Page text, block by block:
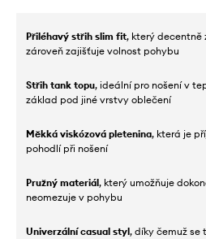
Přiléhavý střih slim fit, který decentně
zároveň zajišťuje volnost pohybu
Střih tank topu, ideální pro nošení v
základ pod jiné vrstvy oblečení
Měkká viskózová pletenina, která je
pohodlí při nošení
Pružný materiál, který umožňuje
neomezuje v pohybu
Univerzální casual styl, díky čemuž se